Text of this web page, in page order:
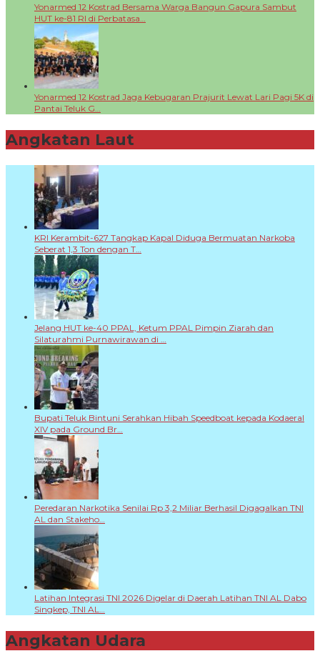
Yonarmed 12 Kostrad Bersama Warga Bangun Gapura Sambut
HUT ke-81 RI di Perbatasa…
Yonarmed 12 Kostrad Jaga Kebugaran Prajurit Lewat Lari Pagi 5K di
Pantai Teluk G…
Angkatan Laut
KRI Kerambit-627 Tangkap Kapal Diduga Bermuatan Narkoba
Seberat 1,3 Ton dengan T…
Jelang HUT ke-40 PPAL, Ketum PPAL Pimpin Ziarah dan
Silaturahmi Purnawirawan di …
Bupati Teluk Bintuni Serahkan Hibah Speedboat kepada Kodaeral
XIV pada Ground Br…
Peredaran Narkotika Senilai Rp 3,2 Miliar Berhasil Digagalkan TNI
AL dan Stakeho…
Latihan Integrasi TNI 2026 Digelar di Daerah Latihan TNI AL Dabo
Singkep, TNI AL…
Angkatan Udara